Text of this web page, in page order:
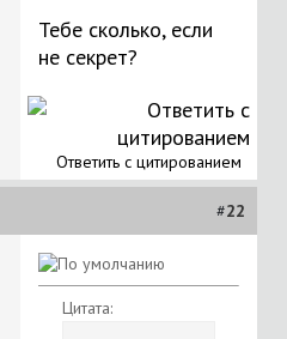
Тебе сколько, если
не секрет?
Ответить с цитированием
#22
Цитата: